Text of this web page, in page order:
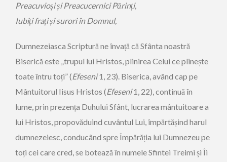
Preacuvioși și Preacucernici Părinți,
Iubiți frați și surori în Domnul,
Dumnezeiasca Scriptură ne învață că Sfânta noastră
Biserică este „trupul lui Hristos, plinirea Celui ce plinește
toate întru toți” (Efeseni1, 23). Biserica, având cap pe
Mân­tuitorul Iisus Hristos (Efeseni1, 22), continuă în
lume, prin prezența Duhului Sfânt, lucrarea mântuitoare a
lui Hristos, propovăduind cuvântul Lui, împăr­tășind harul
dumnezeiesc, conducând spre Împărăția lui Dumnezeu pe
toți cei care cred, se botează în numele Sfintei Treimi și Îi